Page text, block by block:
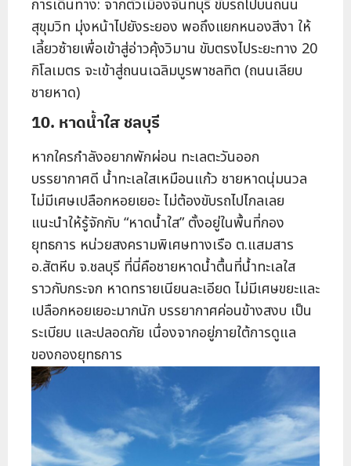
การเดินทาง: จากตัวเมืองจันทบุรี ขับรถไปบนถนน
สุขุมวิท มุ่งหน้าไปยังระยอง พอถึงแยกหนองสีงา ให้
เลี้ยวซ้ายเพื่อเข้าสู่อ่าวคุ้งวิมาน ขับตรงไประยะทาง 20
กิโลเมตร จะเข้าสู่ถนนเฉลิมบูรพาชลทิต (ถนนเลียบ
ชายหาด)
10. หาดน้ำใส ชลบุรี
หากใครกำลังอยากพักผ่อน ทะเลตะวันออก
บรรยากาศดี น้ำทะเลใสเหมือนแก้ว ชายหาดนุ่มนวล
ไม่มีเศษเปลือกหอยเยอะ ไม่ต้องขับรถไปไกลเลย
แนะนำให้รู้จักกับ “หาดน้ำใส” ตั้งอยู่ในพื้นที่กอง
ยุทธการ หน่วยสงครามพิเศษทางเรือ ต.แสมสาร
อ.สัตหีบ จ.ชลบุรี ที่นี่คือชายหาดน้ำตื้นที่น้ำทะเลใส
ราวกับกระจก หาดทรายเนียนละเอียด ไม่มีเศษขยะและ
เปลือกหอยเยอะมากนัก บรรยากาศค่อนข้างสงบ เป็น
ระเบียบ และปลอดภัย เนื่องจากอยู่ภายใต้การดูแล
ของกองยุทธการ